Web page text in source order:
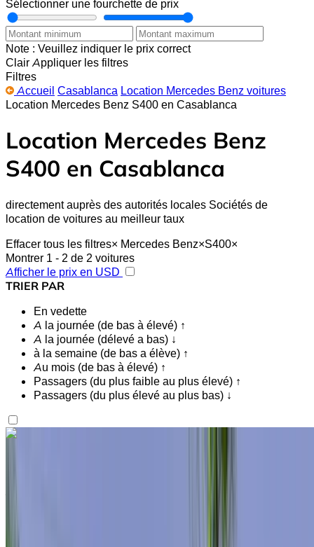
Sélectionner une fourchette de prix
Note : Veuillez indiquer le prix correct
Clair Appliquer les filtres
Filtres
Accueil Casablanca Location Mercedes Benz voitures
Location Mercedes Benz S400 en Casablanca
Location Mercedes Benz
S400 en Casablanca
directement auprès des autorités locales Sociétés de
location de voitures au meilleur taux
Effacer tous les filtres× Mercedes Benz×S400×
Montrer 1 - 2 de 2 voitures
Afficher le prix en USD
TRIER PAR
En vedette
A la journée (de bas à élevé) ↑
A la journée (délevé a bas) ↓
à la semaine (de bas a élève) ↑
Au mois (de bas à élevé) ↑
Passagers (du plus faible au plus élevé) ↑
Passagers (du plus élevé au plus bas) ↓
Vous aimez ce que vous voyez ?